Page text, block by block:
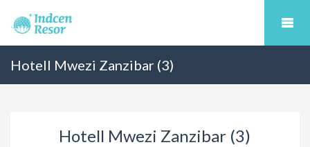
Hotell Mwezi Zanzibar (3)
Hotell Mwezi Zanzibar (3)